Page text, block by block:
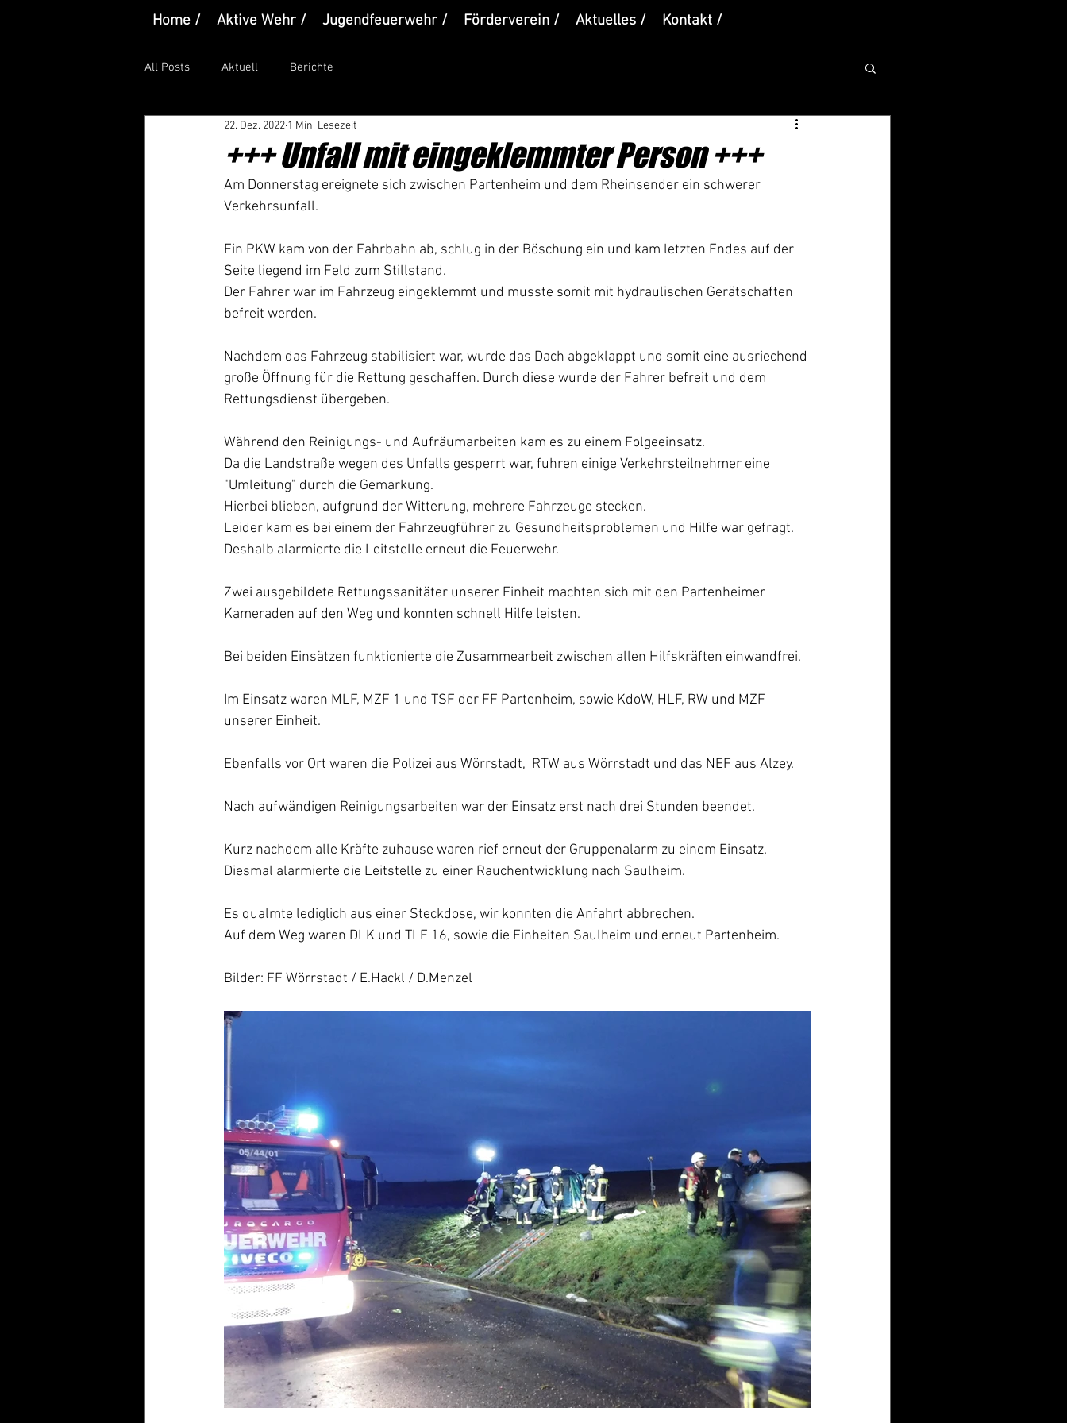
Home / Aktive Wehr / Jugendfeuerwehr / Förderverein / Aktuelles / Kontakt /
All Posts Aktuell Berichte
+++ Unfall mit eingeklemmter Person +++
22. Dez. 2022 1 Min. Lesezeit
Am Donnerstag ereignete sich zwischen Partenheim und dem Rheinsender ein schwerer
Verkehrsunfall.
Ein PKW kam von der Fahrbahn ab, schlug in der Böschung ein und kam letzten Endes auf der
Seite liegend im Feld zum Stillstand.
Der Fahrer war im Fahrzeug eingeklemmt und musste somit mit hydraulischen Gerätschaften
befreit werden.
Nachdem das Fahrzeug stabilisiert war, wurde das Dach abgeklappt und somit eine ausriechend
große Öffnung für die Rettung geschaffen. Durch diese wurde der Fahrer befreit und dem
Rettungsdienst übergeben.
Während den Reinigungs- und Aufräumarbeiten kam es zu einem Folgeeinsatz.
Da die Landstraße wegen des Unfalls gesperrt war, fuhren einige Verkehrsteilnehmer eine
"Umleitung" durch die Gemarkung.
Hierbei blieben, aufgrund der Witterung, mehrere Fahrzeuge stecken.
Leider kam es bei einem der Fahrzeugführer zu Gesundheitsproblemen und Hilfe war gefragt.
Deshalb alarmierte die Leitstelle erneut die Feuerwehr.
Zwei ausgebildete Rettungssanitäter unserer Einheit machten sich mit den Partenheimer
Kameraden auf den Weg und konnten schnell Hilfe leisten.
Bei beiden Einsätzen funktionierte die Zusammearbeit zwischen allen Hilfskräften einwandfrei.
Im Einsatz waren MLF, MZF 1 und TSF der FF Partenheim, sowie KdoW, HLF, RW und MZF
unserer Einheit.
Ebenfalls vor Ort waren die Polizei aus Wörrstadt,  RTW aus Wörrstadt und das NEF aus Alzey.
Nach aufwändigen Reinigungsarbeiten war der Einsatz erst nach drei Stunden beendet.
Kurz nachdem alle Kräfte zuhause waren rief erneut der Gruppenalarm zu einem Einsatz.
Diesmal alarmierte die Leitstelle zu einer Rauchentwicklung nach Saulheim.
Es qualmte lediglich aus einer Steckdose, wir konnten die Anfahrt abbrechen.
Auf dem Weg waren DLK und TLF 16, sowie die Einheiten Saulheim und erneut Partenheim.
Bilder: FF Wörrstadt / E.Hackl / D.Menzel